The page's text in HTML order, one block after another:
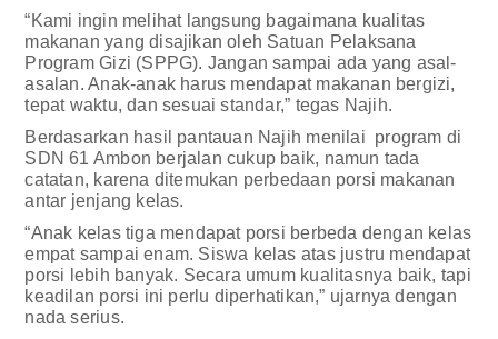
“Kami ingin melihat langsung bagaimana kualitas
makanan yang disajikan oleh Satuan Pelaksana
Program Gizi (SPPG). Jangan sampai ada yang asal-
asalan. Anak-anak harus mendapat makanan bergizi,
tepat waktu, dan sesuai standar,” tegas Najih.
Berdasarkan hasil pantauan Najih menilai program di
SDN 61 Ambon berjalan cukup baik, namun tada
catatan, karena ditemukan perbedaan porsi makanan
antar jenjang kelas.
“Anak kelas tiga mendapat porsi berbeda dengan kelas
empat sampai enam. Siswa kelas atas justru mendapat
porsi lebih banyak. Secara umum kualitasnya baik, tapi
keadilan porsi ini perlu diperhatikan,” ujarnya dengan
nada serius.